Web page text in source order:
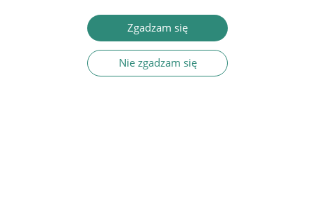
Zgadzam się
Nie zgadzam się
Dorota Radzikowska
Obszary refleksji pedagogicznej przyszłych